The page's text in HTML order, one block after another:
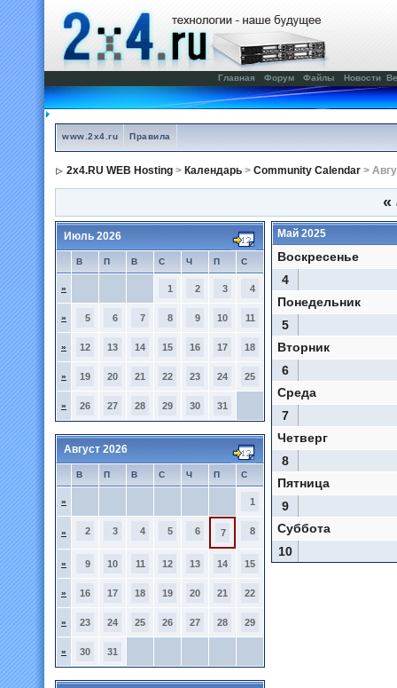
Главная Форум Файлы Новости
www.2x4.ru Правила
2x4.RU WEB Hosting > Календарь > Community Calendar >
«
Июль 2026
В П В С Ч П С
» 1 2 3 4
» 5 6 7 8 9 10 11
» 12 13 14 15 16 17 18
» 19 20 21 22 23 24 25
» 26 27 28 29 30 31
Август 2026
В П В С Ч П С
» 1
» 2 3 4 5 6 7 8
» 9 10 11 12 13 14 15
» 16 17 18 19 20 21 22
» 23 24 25 26 27 28 29
» 30 31
Май 2025
Воскресенье
4
Понедельник
5
Вторник
6
Среда
7
Четверг
8
Пятница
9
Суббота
10